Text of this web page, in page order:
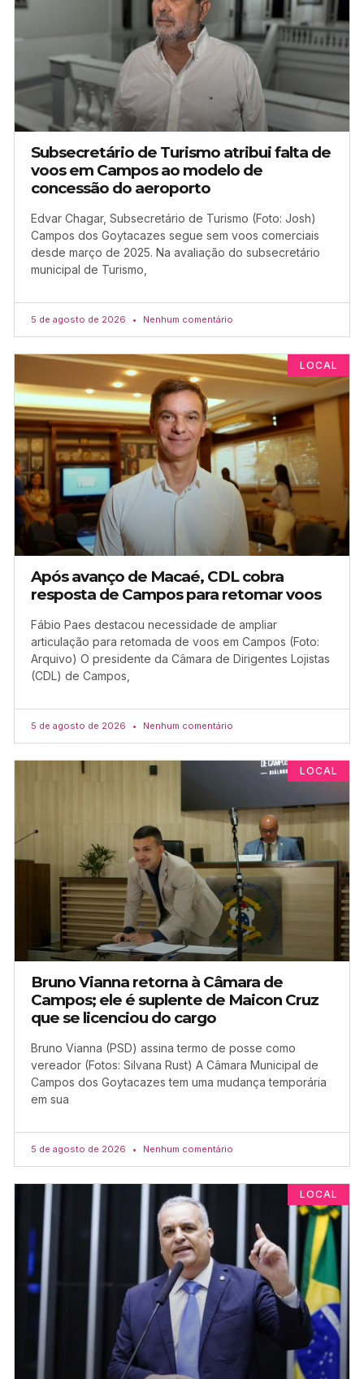
Subsecretário de Turismo atribui falta de
voos em Campos ao modelo de
concessão do aeroporto
Edvar Chagar, Subsecretário de Turismo (Foto: Josh)
Campos dos Goytacazes segue sem voos comerciais
desde março de 2025. Na avaliação do subsecretário
municipal de Turismo,
5 de agosto de 2026 Nenhum comentário
LOCAL
Após avanço de Macaé, CDL cobra
resposta de Campos para retomar voos
Fábio Paes destacou necessidade de ampliar
articulação para retomada de voos em Campos (Foto:
Arquivo) O presidente da Câmara de Dirigentes Lojistas
(CDL) de Campos,
5 de agosto de 2026 Nenhum comentário
LOCAL
Bruno Vianna retorna à Câmara de
Campos; ele é suplente de Maicon Cruz
que se licenciou do cargo
Bruno Vianna (PSD) assina termo de posse como
vereador (Fotos: Silvana Rust) A Câmara Municipal de
Campos dos Goytacazes tem uma mudança temporária
em sua
5 de agosto de 2026 Nenhum comentário
LOCAL